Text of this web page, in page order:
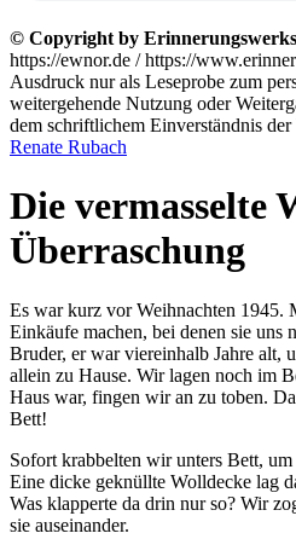
© Copyright by
https://ewnor.de / https://
Ausdruck nur als Leseprobe zum
weitergehende Nutzung oder
dem schriftlichem Einverständnis
Renate Rubach
Die vermasselte
Überraschung
Es war kurz vor Weihnachten 1945.
Einkäufe machen, bei denen sie uns
Bruder, er war viereinhalb Jahre alt,
allein zu Hause. Wir lagen noch im
Haus war, fingen wir an zu toben.
Bett!
Sofort krabbelten wir unters Bett, um
Eine dicke geknüllte Wolldecke lag
Was klapperte da drin nur so? Wir
sie auseinander.